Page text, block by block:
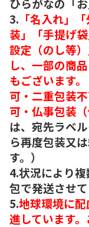
ひらがなの「
3. 「名入れ」
装」「手提げ
設定（のし等
し、一部の商
もございます。
可・二重包装
可・仏事包装
は、宛先ラベ
ら再度包装又
す。）
4.状況により
包で発送させ
5.地球環境に
進しています。